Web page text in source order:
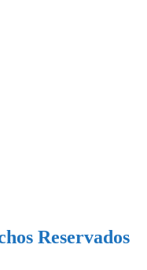
Reservados